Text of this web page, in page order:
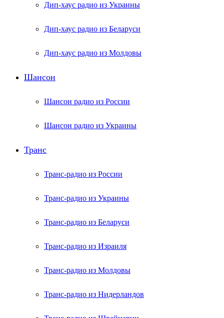
Дип-хаус радио из Украины
Дип-хаус радио из Беларуси
Дип-хаус радио из Молдовы
Шансон
Шансон радио из России
Шансон радио из Украины
Транс
Транс-радио из России
Транс-радио из Украины
Транс-радио из Беларуси
Транс-радио из Израиля
Транс-радио из Молдовы
Транс-радио из Нидерландов